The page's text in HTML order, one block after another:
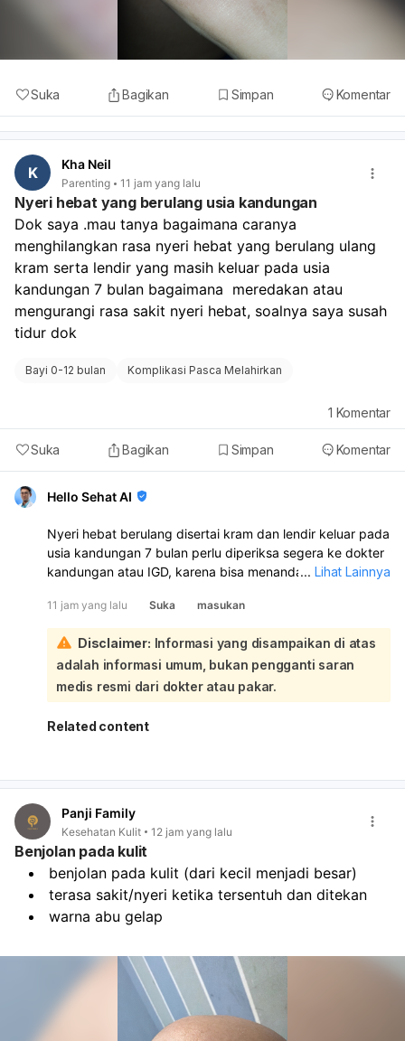
Suka Bagikan Simpan Komentar
K Kha Neil
Parenting 11 jam yang lalu
Nyeri hebat yang berulang usia kandungan
Dok saya .mau tanya bagaimana caranya
menghilangkan rasa nyeri hebat yang berulang ulang
kram serta lendir yang masih keluar pada usia
kandungan 7 bulan bagaimana  meredakan atau
mengurangi rasa sakit nyeri hebat, soalnya saya susah
tidur dok
Bayi 0-12 bulan Komplikasi Pasca Melahirkan
Suka Bagikan Simpan Komentar
1 Komentar
Hello Sehat AI
Nyeri hebat berulang disertai kram dan lendir keluar pada
usia kandungan 7 bulan perlu diperiksa segera ke dokter
kandungan atau IGD, karena bisa menandakan kontraksi
kalau nyerinya makin sering, teratur, atau disertai keluar
cairan/pendarahan. Untuk sementara, Anda bisa coba
istirahat miring ke kiri, atur napas pelan, minum air cukup,
dan hindari aktivitas berat. Kompres hangat ringan di
punggung juga bisa membantu, tetapi jangan minum obat
nyeri sembarangan tanpa anjuran dokter. Jika ada
perdarahan, air ketuban merembes, gerak janin
... Lihat Lainnya
11 jam yang lalu Suka masukan
Disclaimer: Informasi yang disampaikan di atas
adalah informasi umum, bukan pengganti saran
medis resmi dari dokter atau pakar.
Related content
Panji Family
Kesehatan Kulit 12 jam yang lalu
Benjolan pada kulit
benjolan pada kulit (dari kecil menjadi besar)
terasa sakit/nyeri ketika tersentuh dan ditekan
warna abu gelap